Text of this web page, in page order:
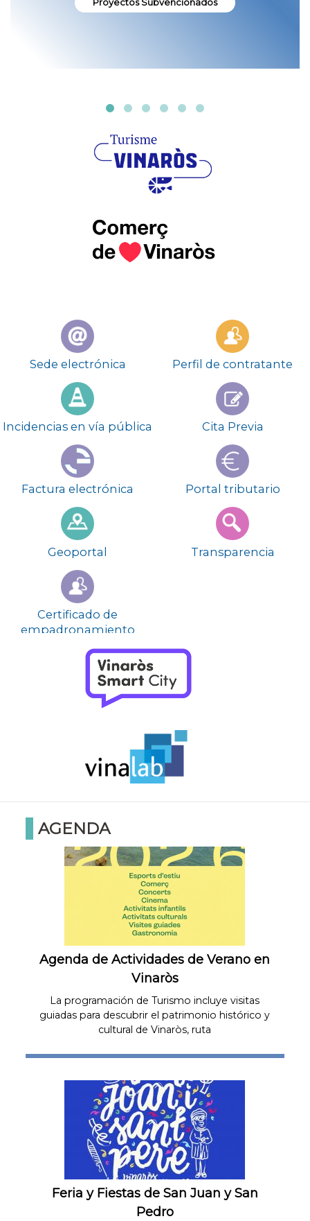
Proyectos Subvencionados
después
carrusel
Sede electrónica Perfil de contratante
Incidencias en vía pública Cita Previa
Factura electrónica Portal tributario
Geoportal Transparencia
Certificado de
empadronamiento
AGENDA
Agenda de Actividades de Verano en
Vinaròs
La programación de Turismo incluye visitas
guiadas para descubrir el patrimonio histórico y
cultural de Vinaròs, ruta
azul
Agenda de Actividades de Verano en
Vinaròs
La programación de Turismo incluye visitas
guiadas para descubrir el patrimonio histórico y
cultural de Vinaròs, ruta
Quan: 01/07/2026 15/09/2026
Feria y Fiestas de San Juan y San
Pedro
Feria y Fiestas de San Juan y San
Pedro
Programación de la Feria y Fiestas de San Juan y
San Pedro